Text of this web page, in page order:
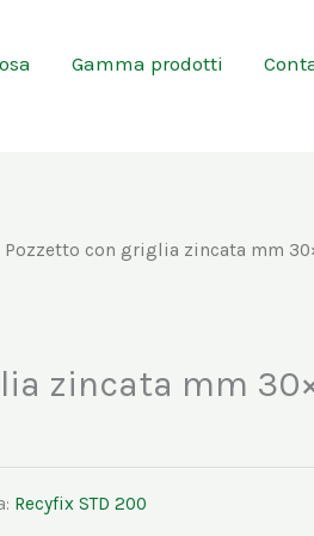
Gamma prodotti
Pozzetto con griglia zincata mm
zincata mm
Recyfix STD 200